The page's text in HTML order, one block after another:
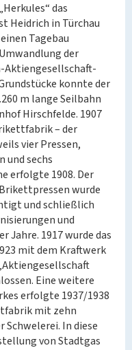
das
Heidrich in Türchau
Tagebau
der
Aktiengesellschaft-
konnte der
m lange Seilbahn
Hirschfelde. 1907
– der
vier Pressen,
und sechs
erfolgte 1908. Der
wurde
und schließlich
und
Jahre. 1917 wurde das
mit dem Kraftwerk
Eine weitere
erfolgte 1937/1938
mit zehn
In diese
von Stadtgas